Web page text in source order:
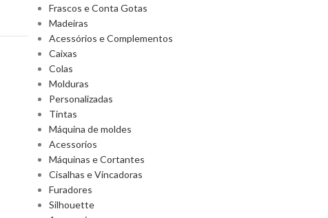
Frascos e Conta Gotas
Madeiras
Acessórios e Complementos
Caixas
Colas
Molduras
Personalizadas
Tintas
Máquina de moldes
Acessorios
Máquinas e Cortantes
Cisalhas e Vincadoras
Furadores
Silhouette